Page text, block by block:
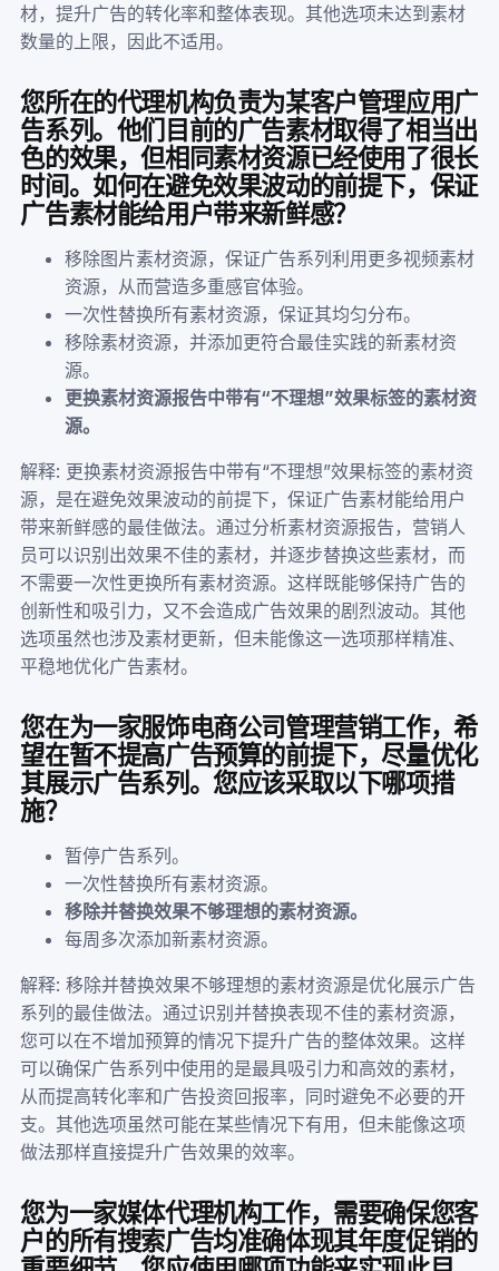
材，提升广告的转化率和整体表现。其他选项未达到素材
数量的上限，因此不适用。
您所在的代理机构负责为某客户管理应用广
告系列。他们目前的广告素材取得了相当出
色的效果，但相同素材资源已经使用了很长
时间。如何在避免效果波动的前提下，保证
广告素材能给用户带来新鲜感？
移除图片素材资源，保证广告系列利用更多视频素材
资源，从而营造多重感官体验。
一次性替换所有素材资源，保证其均匀分布。
移除素材资源，并添加更符合最佳实践的新素材资
源。
更换素材资源报告中带有“不理想”效果标签的素材资
源。
解释: 更换素材资源报告中带有“不理想”效果标签的素材资
源，是在避免效果波动的前提下，保证广告素材能给用户
带来新鲜感的最佳做法。通过分析素材资源报告，营销人
员可以识别出效果不佳的素材，并逐步替换这些素材，而
不需要一次性更换所有素材资源。这样既能够保持广告的
创新性和吸引力，又不会造成广告效果的剧烈波动。其他
选项虽然也涉及素材更新，但未能像这一选项那样精准、
平稳地优化广告素材。
您在为一家服饰电商公司管理营销工作，希
望在暂不提高广告预算的前提下，尽量优化
其展示广告系列。您应该采取以下哪项措
施？
暂停广告系列。
一次性替换所有素材资源。
移除并替换效果不够理想的素材资源。
每周多次添加新素材资源。
解释: 移除并替换效果不够理想的素材资源是优化展示广告
系列的最佳做法。通过识别并替换表现不佳的素材资源，
您可以在不增加预算的情况下提升广告的整体效果。这样
可以确保广告系列中使用的是最具吸引力和高效的素材，
从而提高转化率和广告投资回报率，同时避免不必要的开
支。其他选项虽然可能在某些情况下有用，但未能像这项
做法那样直接提升广告效果的效率。
您为一家媒体代理机构工作，需要确保您客
户的所有搜索广告均准确体现其年度促销的